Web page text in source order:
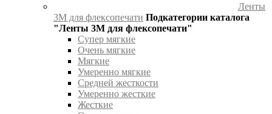
Ленты
3М для флексопечати Подкатегории каталога
"Ленты 3М для флексопечати"
Супер мягкие
Очень мягкие
Мягкие
Умеренно мягкие
Средней жесткости
Умеренно жесткие
Жесткие